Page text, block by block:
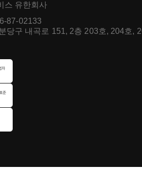
스 유한회사
87-02133
당구 내곡로 151, 2층 203호, 204호,